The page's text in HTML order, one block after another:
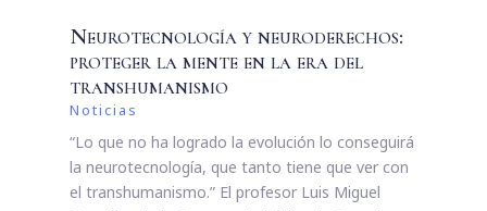
Neurotecnología y neuroderechos:
proteger la mente en la era del
transhumanismo
Noticias
“Lo que no ha logrado la evolución lo conseguirá
la neurotecnología, que tanto tiene que ver con
el transhumanismo.” El profesor Luis Miguel